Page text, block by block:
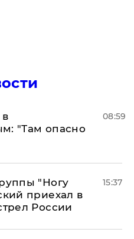
в
"Там опасно
08:59
"Ногу
приехал в
России
15:37